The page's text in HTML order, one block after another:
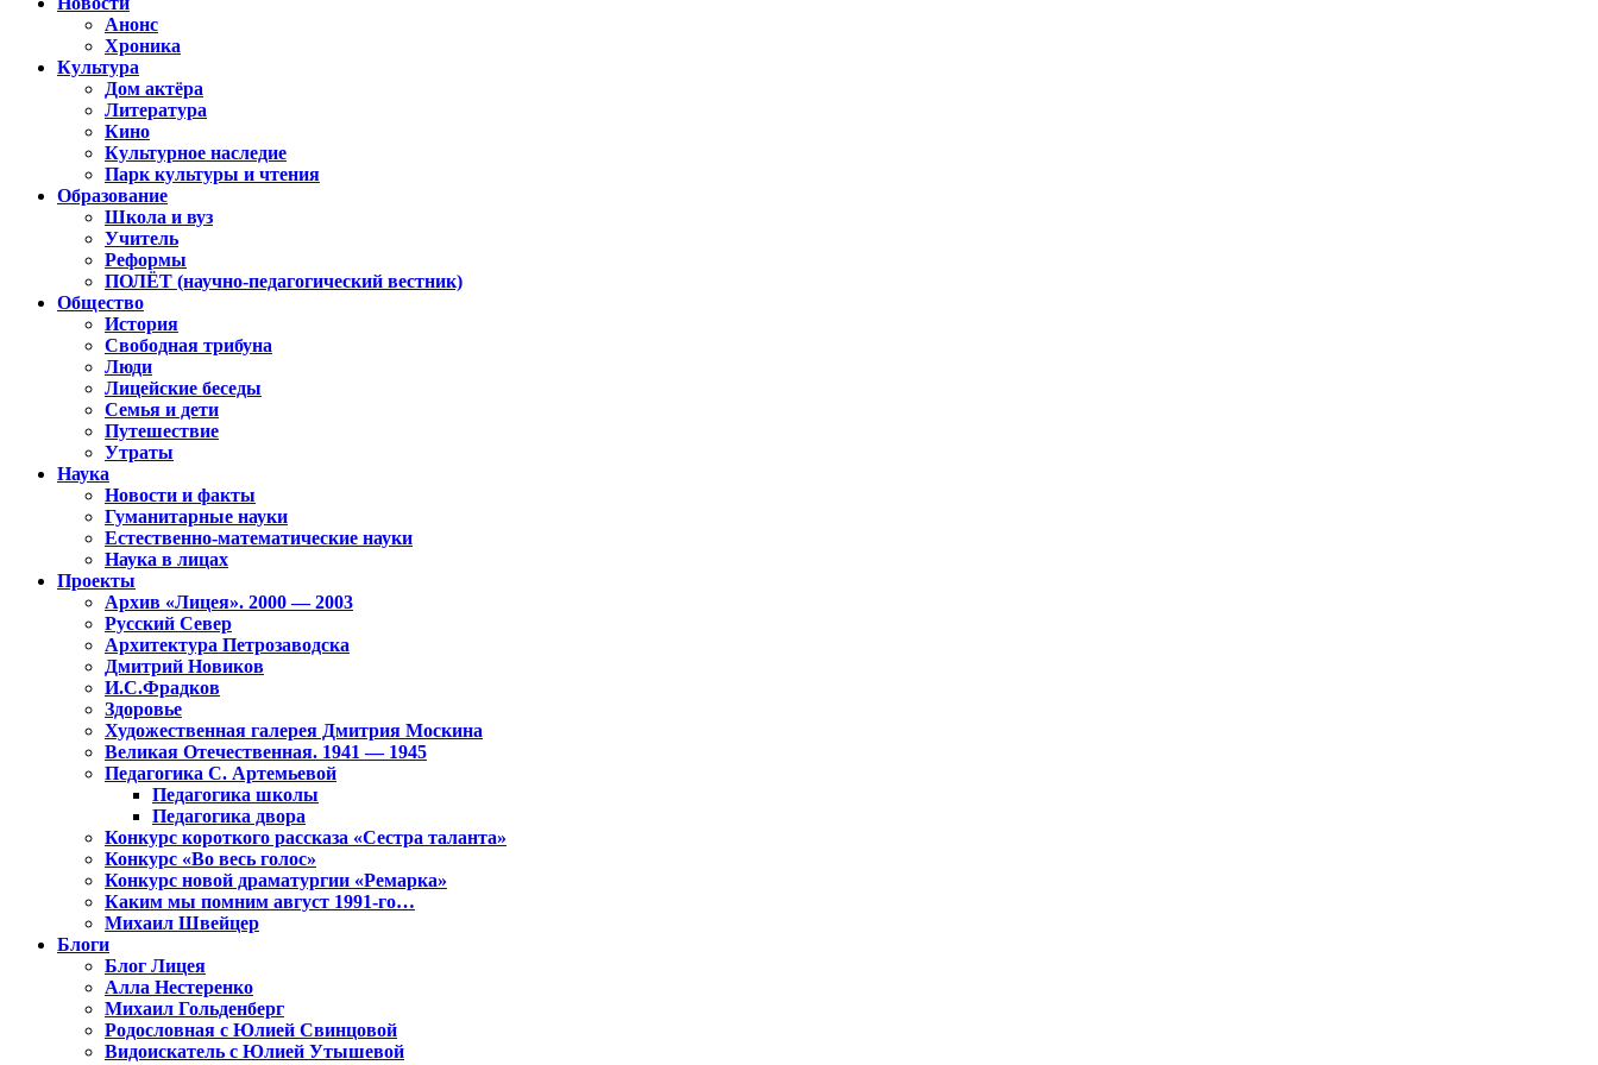
Анонс
Хроника
Культура
Дом актёра
Литература
Кино
Культурное наследие
Парк культуры и чтения
Образование
Школа и вуз
Учитель
Реформы
ПОЛЁТ (научно-педагогический вестник)
Общество
История
Свободная трибуна
Люди
Лицейские беседы
Семья и дети
Путешествие
Утраты
Наука
Новости и факты
Гуманитарные науки
Естественно-математические науки
Наука в лицах
Проекты
Архив «Лицея». 2000 — 2003
Русский Север
Архитектура Петрозаводска
Дмитрий Новиков
И.С.Фрадков
Здоровье
Художественная галерея Дмитрия Москина
Великая Отечественная. 1941 — 1945
Педагогика С. Артемьевой
Педагогика школы
Педагогика двора
Конкурс короткого рассказа «Сестра таланта»
Конкурс «Во весь голос»
Конкурс новой драматургии «Ремарка»
Каким мы помним август 1991-го…
Михаил Швейцер
Блоги
Блог Лицея
Алла Нестеренко
Михаил Гольденберг
Родословная с Юлией Свинцовой
Видоискатель с Юлией Утышевой